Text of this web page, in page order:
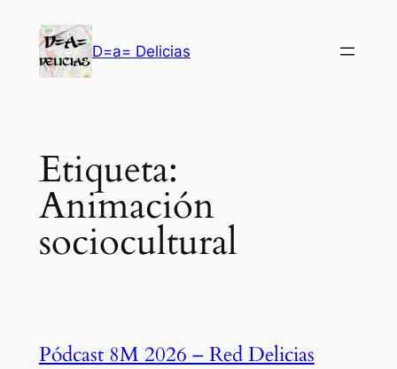
contenido
D=a= Delicias
Etiqueta:
Animación
sociocultural
Pódcast 8M 2026 – Red Delicias